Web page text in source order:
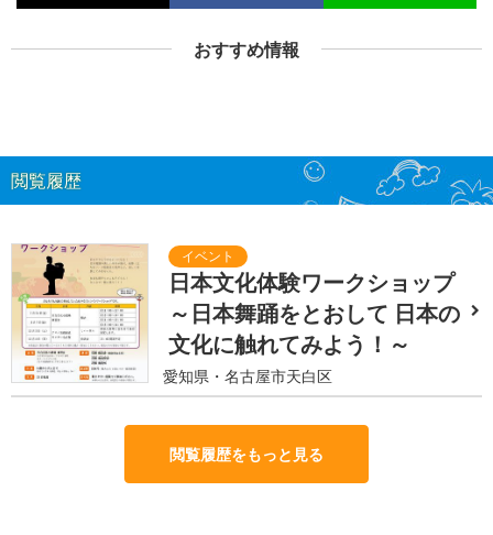
おすすめ情報
閲覧履歴
日本文化体験ワークショップ
～日本舞踊をとおして 日本の
文化に触れてみよう！～
愛知県・名古屋市天白区
閲覧履歴をもっと見る